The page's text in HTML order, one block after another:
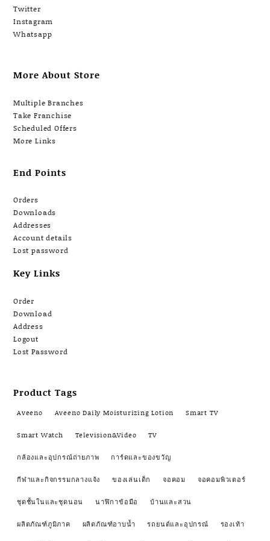
Twitter
Instagram
Whatsapp
More About Store
Multiple Branches
Take Franchise
Scheduled Offers
More Links
End Points
Orders
Downloads
Addresses
Account details
Lost password
Key Links
Order
Download
Address
Logout
Lost Password
Product Tags
Aveeno Aveeno Daily Moisturizing Lotion Smart TV
Smart Watch Television&Video TV
กล้องและอุปกรณ์ถ่ายภาพ การ์ดและของขวัญ
กีฬาและกิจกรรมกลางแจ้ง ของเล่นเด็ก จอคอม จอคอมพิวเตอร์
ชุดชั้นในและชุดนอน นาฬิกาข้อมือ บ้านและสวน
ผลิตภัณฑ์ภูมิภาค ผลิตภัณฑ์อาบน้ำ รถยนต์และอุปกรณ์ รองเท้า